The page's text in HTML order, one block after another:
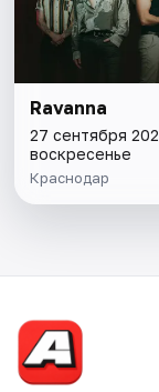
Ravanna
27 сентября
воскресенье
Краснодар